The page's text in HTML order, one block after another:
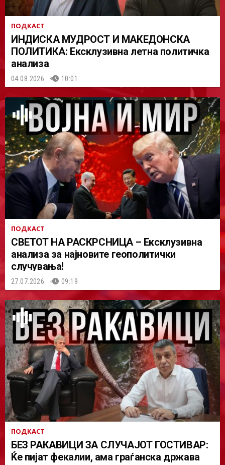
ПОДКАСТ
ИНДИСКА МУДРОСТ И МАКЕДОНСКА
ПОЛИТИКА: Ексклузивна летна политичка
анализа
04.08.2026. 10:01
ПОДКАСТ
СВЕТОТ НА РАСКРСНИЦА – Ексклузивна
анализа за најновите геополитички
случувања!
27.07.2026. 09:19
ПОДКАСТ
БЕЗ РАКАВИЦИ ЗА СЛУЧАЈОТ ГОСТИВАР:
Ќе пијат фекалии, ама граѓанска држава